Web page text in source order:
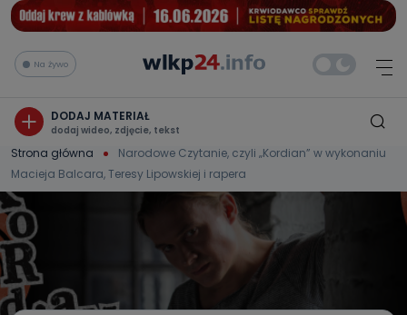
Na żywo
DODAJ MATERIAŁ
dodaj wideo, zdjęcie, tekst
Strona główna
Narodowe Czytanie, czyli „Kordian” w wykonaniu
Macieja Balcara, Teresy Lipowskiej i rapera